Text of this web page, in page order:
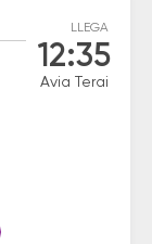
LLEGA
12:35
Avia Terai